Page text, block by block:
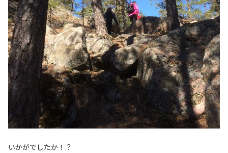
いかがでしたか！？